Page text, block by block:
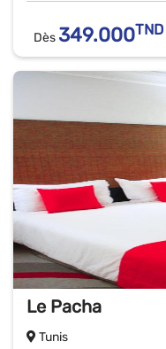
Dès 349.000TND
Le Pacha
Tunis